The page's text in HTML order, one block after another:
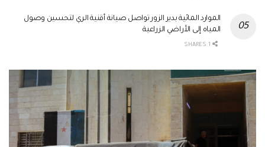
الموارد المائية بدير الزور تواصل صيانة أقنية الري لتحسين وصول
المياه إلى الأراضي الزراعية